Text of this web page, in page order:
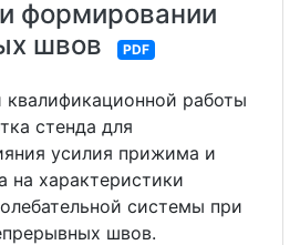
формировании
швов
PDF
работы
стенда для
усилия прижима и
на характеристики
системы при
швов.